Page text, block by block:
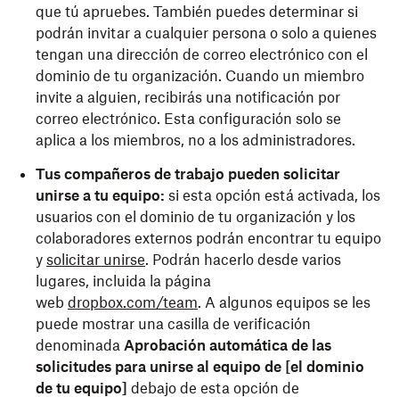
que tú apruebes. También puedes determinar si
podrán invitar a cualquier persona o solo a quienes
tengan una dirección de correo electrónico con el
dominio de tu organización. Cuando un miembro
invite a alguien, recibirás una notificación por
correo electrónico. Esta configuración solo se
aplica a los miembros, no a los administradores.
Tus compañeros de trabajo pueden solicitar
unirse a tu equipo: si esta opción está activada, los
usuarios con el dominio de tu organización y los
colaboradores externos podrán encontrar tu equipo
y solicitar unirse. Podrán hacerlo desde varios
lugares, incluida la página
web dropbox.com/team. A algunos equipos se les
puede mostrar una casilla de verificación
denominada Aprobación automática de las
solicitudes para unirse al equipo de [el dominio
de tu equipo] debajo de esta opción de